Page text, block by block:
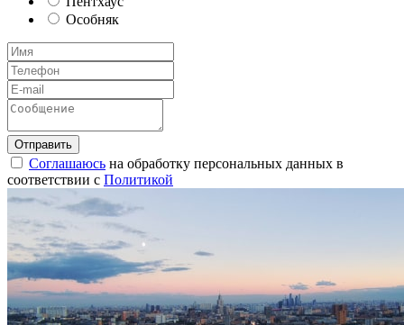
Особняк
Соглашаюсь на обработку персональных данных в
соответствии с Политикой